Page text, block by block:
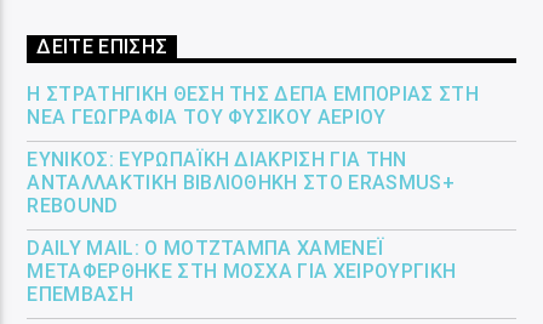
ΔΕΙΤΕ ΕΠΙΣΗΣ
Η ΣΤΡΑΤΗΓΙΚΉ ΘΈΣΗ ΤΗΣ ΔΕΠΑ ΕΜΠΟΡΊΑΣ ΣΤΗ
ΝΈΑ ΓΕΩΓΡΑΦΊΑ ΤΟΥ ΦΥΣΙΚΟΎ ΑΕΡΊΟΥ
ΕΎΝΙΚΟΣ: ΕΥΡΩΠΑΪΚΉ ΔΙΆΚΡΙΣΗ ΓΙΑ ΤΗΝ
ΑΝΤΑΛΛΑΚΤΙΚΉ ΒΙΒΛΙΟΘΉΚΗ ΣΤΟ ERASMUS+
REBOUND
DAILY MAIL: Ο ΜΟΤΖΤΆΜΠΑ ΧΑΜΕΝΕΪ́
ΜΕΤΑΦΈΡΘΗΚΕ ΣΤΗ ΜΌΣΧΑ ΓΙΑ ΧΕΙΡΟΥΡΓΙΚΉ
ΕΠΈΜΒΑΣΗ